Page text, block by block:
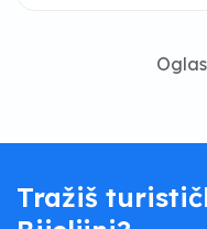
Tražiš